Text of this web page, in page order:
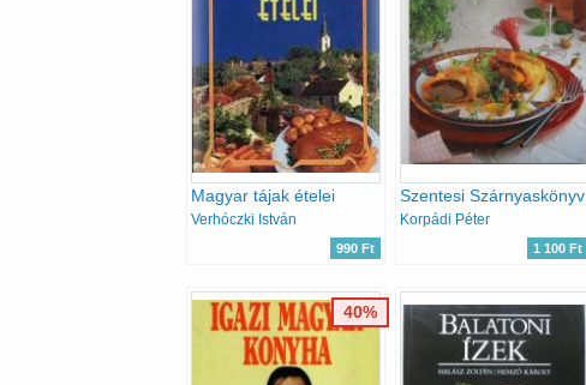
Magyar tájak ételei
Verhóczki István
990 Ft
Szentesi Szárnyaskönyv
Korpádi Péter
1 100 Ft
40%